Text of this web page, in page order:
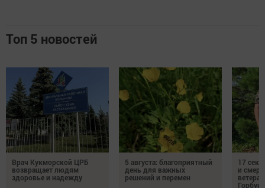
Топ 5 новостей
Врач Кукморской ЦРБ
возвращает людям
здоровье и надежду
5 августа: благоприятный
день для важных
решений и перемен
17
и